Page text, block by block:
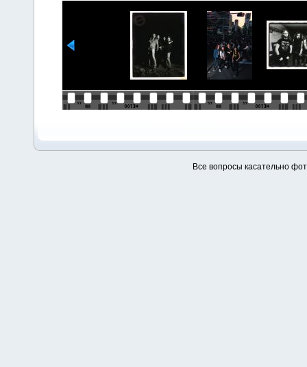
Все вопросы касательно